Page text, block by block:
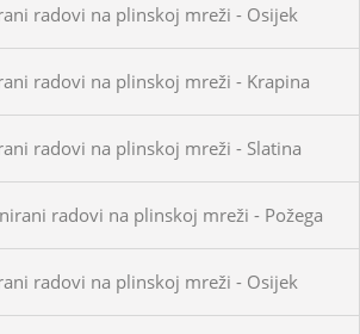
radovi na plinskoj mreži - Osijek
radovi na plinskoj mreži - Krapina
radovi na plinskoj mreži - Slatina
radovi na plinskoj mreži - Požega
radovi na plinskoj mreži - Osijek